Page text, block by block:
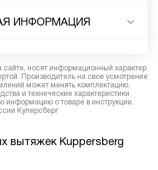
ИНФОРМАЦИЯ
сайте, носят информационный характер
Производитель на свое усмотрение
может менять комплектацию,
и технические характеристики
информацию о товаре в инструкции.
Куперсберг
вытяжек Kuppersberg